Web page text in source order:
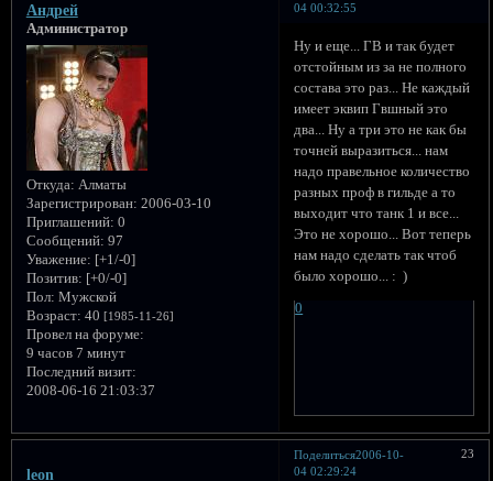
04 00:32:55
Андрей
Администратор
Откуда: Алматы
Зарегистрирован: 2006-03-10
Приглашений: 0
Сообщений: 97
Уважение: [+1/-0]
Позитив: [+0/-0]
Пол: Мужской
Возраст: 40 [1985-11-26]
Провел на форуме:
9 часов 7 минут
Последний визит:
2008-06-16 21:03:37
Ну и еще... ГВ и так будет
отстойным из за не полного
состава это раз... Не каждый
имеет эквип Гвшный это
два... Ну а три это не как бы
точней выразиться... нам
надо правельное количество
разных проф в гильде а то
выходит что танк 1 и все...
Это не хорошо... Вот теперь
нам надо сделать так чтоб
было хорошо... : )
0
Поделиться 23
2006-10-
04 02:29:24
leon